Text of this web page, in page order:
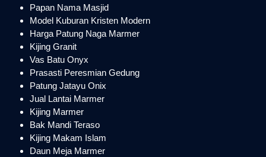
Papan Nama Masjid
Model Kuburan Kristen Modern
Harga Patung Naga Marmer
Kijing Granit
Vas Batu Onyx
Prasasti Peresmian Gedung
Patung Jatayu Onix
Jual Lantai Marmer
Kijing Marmer
Bak Mandi Teraso
Kijing Makam Islam
Daun Meja Marmer